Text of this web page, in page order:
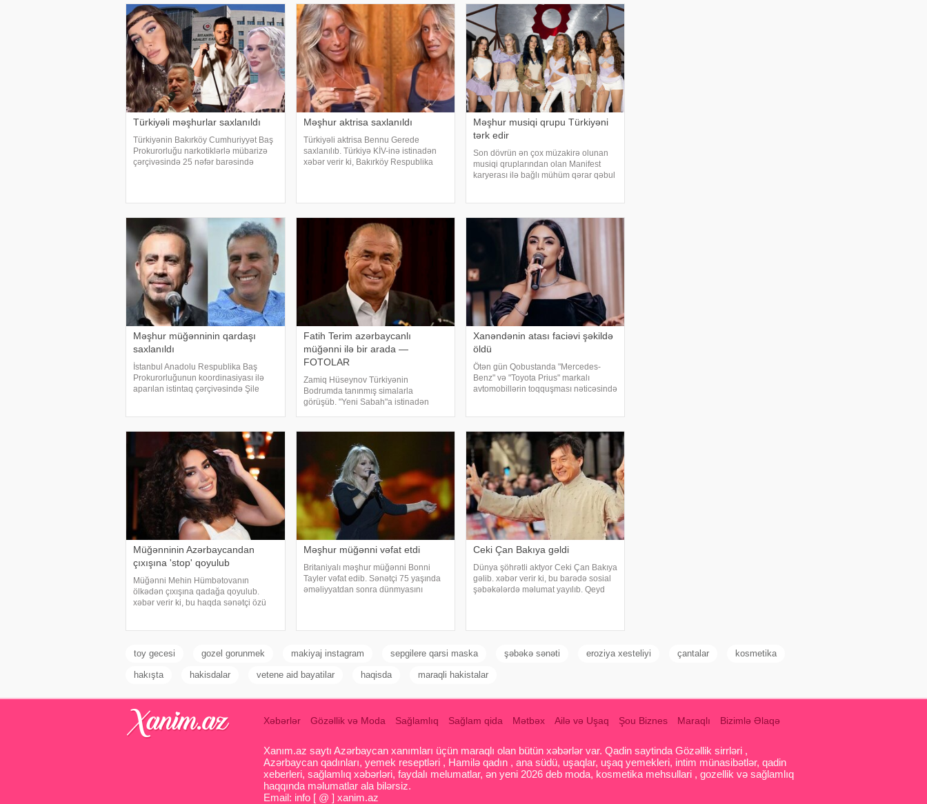
Türkiyəli məşhurlar saxlanıldı
Türkiyənin Bakırköy Cumhuriyyət Baş
Prokurorluğu narkotiklərlə mübarizə
çərçivəsində 25 nəfər barəsində
Əməliyya
Məşhur aktrisa saxlanıldı
Türkiyəli aktrisa Bennu Gerede
saxlanılıb. Türkiyə KİV-inə istinadən
xəbər verir ki, Bakırköy Respublika
Məşhur musiqi qrupu Türkiyəni
tərk edir
Son dövrün ən çox müzakirə olunan
musiqi qruplarından olan Manifest
karyerası ilə bağlı mühüm qərar qəbul
İstanbuldak
Məşhur müğənninin qardaşı
saxlanıldı
İstanbul Anadolu Respublika Baş
Prokurorluğunun koordinasiyası ilə
aparılan istintaq çərçivəsində Şile
keçirilə
Fatih Terim azərbaycanlı
müğənni ilə bir arada —
FOTOLAR
Zamiq Hüseynov Türkiyənin
Bodrumda tanınmış simalarla
görüşüb. "Yeni Sabah"a istinadən
Terimləı ünsiyyətdə olub. Z.Hüseynov
görüş zaman
Xanəndənin atası faciəvi şəkildə
öldü
Ötən gün Qobustanda "Mercedes-
Benz" və "Toyota Prius" markalı
avtomobillərin toqquşması nəticəsində
Müğənninin Azərbaycandan
çıxışına 'stop' qoyulub
Müğənni Mehin Hümbətovanın
ölkədən çıxışına qadağa qoyulub.
xəbər verir ki, bu haqda sənətçi özü
Məşhur müğənni vəfat etdi
Britaniyalı məşhur müğənni Bonni
Tayler vəfat edib. Sənətçi 75 yaşında
əməliyyatdan sonra dünmyasını
Ceki Çan Bakıya gəldi
Dünya şöhrətli aktyor Ceki Çan Bakıya
gəlib. xəbər verir ki, bu barədə sosial
şəbəkələrdə məlumat yayılıb. Qeyd
toy gecesi gozel gorunmek makiyaj instagram sepgilere qarsi maska şəbəkə sənəti eroziya xesteliyi çantalar kosmetika
hakışta hakisdalar vetene aid bayatilar haqisda maraqli hakistalar
Xəbərlər Gözəllik və Moda Sağlamlıq Sağlam qida Mətbəx Ailə və Uşaq Şou Biznes Maraqlı Bizimlə Əlaqə
Xanım.az saytı Azərbaycan xanımları üçün maraqlı olan bütün xəbərlər var. Qadin saytinda Gözəllik sirrləri ,
Azərbaycan qadınları, yemek reseptləri , Hamilə qadın , ana südü, uşaqlar, uşaq yemekleri, intim münasibətlər, qadin
xeberleri, sağlamlıq xəbərləri, faydalı melumatlar, ən yeni 2026 deb moda, kosmetika mehsullari , gozellik və sağlamlıq
haqqında məlumatlar ala bilərsiz.
Email: info [ @ ] xanim.az